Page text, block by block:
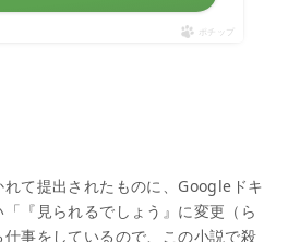
ポチップ
れて提出されたものに、Googleドキ
『見られるでしょう』に変更（ら
事をしているので、この小説で殺